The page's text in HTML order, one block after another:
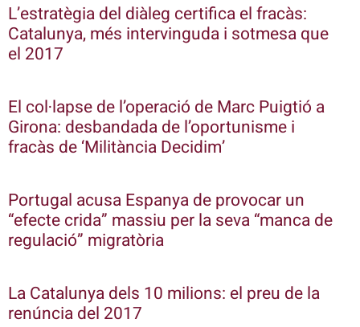
L’estratègia del diàleg certifica el fracàs:
Catalunya, més intervinguda i sotmesa que
el 2017
El col·lapse de l’operació de Marc Puigtió a
Girona: desbandada de l’oportunisme i
fracàs de ‘Militància Decidim’
Portugal acusa Espanya de provocar un
“efecte crida” massiu per la seva “manca de
regulació” migratòria
La Catalunya dels 10 milions: el preu de la
renúncia del 2017